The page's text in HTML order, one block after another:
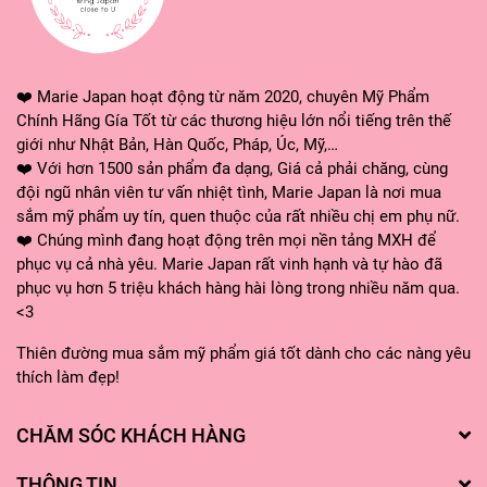
#xitduongtoc #complimenthair #activecomplex
#chamsoctoc #duongtoc #xitkichmoctoc #myphamnga
#myphamnhatban #hangnhatgiatot
#mariejapanhangnhat
❤️ Marie Japan hoạt động từ năm 2020, chuyên Mỹ Phẩm
Chính Hãng Gía Tốt từ các thương hiệu lớn nổi tiếng trên thế
giới như Nhật Bản, Hàn Quốc, Pháp, Úc, Mỹ,…
❤️ Với hơn 1500 sản phẩm đa dạng, Giá cả phải chăng, cùng
đội ngũ nhân viên tư vấn nhiệt tình, Marie Japan là nơi mua
sắm mỹ phẩm uy tín, quen thuộc của rất nhiều chị em phụ nữ.
❤️ Chúng mình đang hoạt động trên mọi nền tảng MXH để
phục vụ cả nhà yêu. Marie Japan rất vinh hạnh và tự hào đã
phục vụ hơn 5 triệu khách hàng hài lòng trong nhiều năm qua.
<3
Thiên đường mua sắm mỹ phẩm giá tốt dành cho các nàng yêu
thích làm đẹp!
CHĂM SÓC KHÁCH HÀNG